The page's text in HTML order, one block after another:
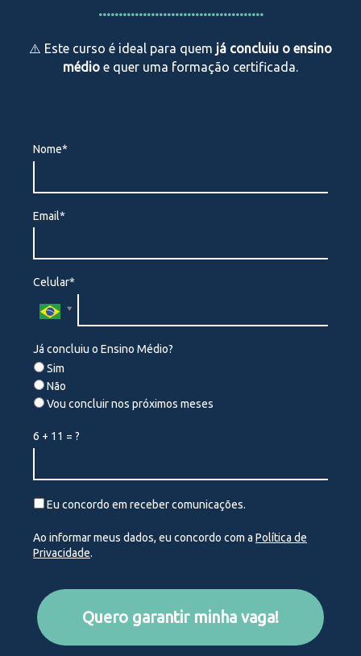
.........................................
⚠️ Este curso é ideal para quem já concluiu o ensino
médio e quer uma formação certificada.
Nome*
Email*
Celular*
Já concluiu o Ensino Médio?
Sim
Não
Vou concluir nos próximos meses
6 + 11 = ?
Eu concordo em receber comunicações.
Ao informar meus dados, eu concordo com a Política de
Privacidade.
Quero garantir minha vaga!